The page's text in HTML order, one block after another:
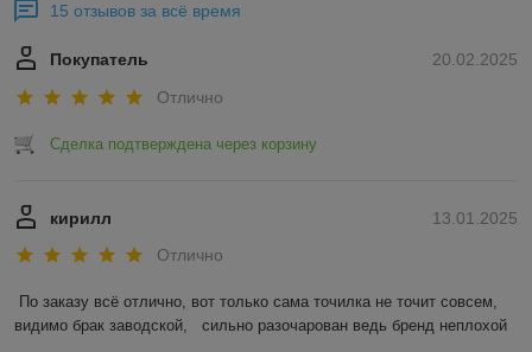
15 отзывов за всё время
20.02.2025
Покупатель
Отлично
Сделка подтверждена через корзину
13.01.2025
кирилл
Отлично
По заказу всё отлично, вот только сама точилка не точит совсем,
видимо брак заводской,   сильно разочарован ведь бренд неплохой